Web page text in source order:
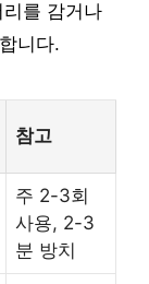
를 감거나
니다.
참고
주 2-3회
사용, 2-3
분 방치